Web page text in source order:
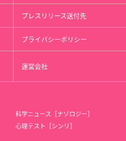
プレスリリース送付先
プライバシーポリシー
運営会社
科学ニュース［ナゾロジー］
心理テスト［シンリ］